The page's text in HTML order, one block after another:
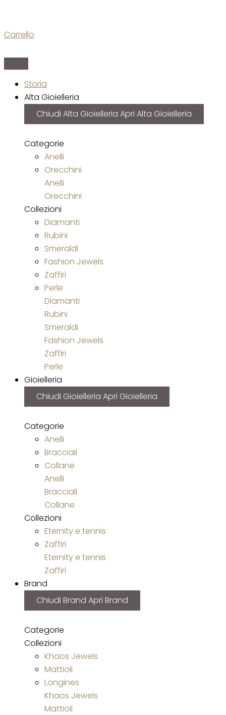
Carrello
Storia
Alta Gioielleria
Chiudi Alta Gioielleria Apri Alta Gioielleria
Categorie
Anelli
Orecchini
Anelli
Orecchini
Collezioni
Diamanti
Rubini
Smeraldi
Fashion Jewels
Zaffiri
Perle
Diamanti
Rubini
Smeraldi
Fashion Jewels
Zaffiri
Perle
Gioielleria
Chiudi Gioielleria Apri Gioielleria
Categorie
Anelli
Bracciali
Collane
Anelli
Bracciali
Collane
Collezioni
Eternity e tennis
Zaffiri
Eternity e tennis
Zaffiri
Brand
Chiudi Brand Apri Brand
Categorie
Collezioni
Khaos Jewels
Mattioli
Longines
Khaos Jewels
Mattioli